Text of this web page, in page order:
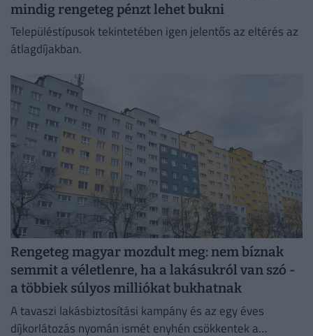
mindig rengeteg pénzt lehet bukni
Településtípusok tekintetében igen jelentős az eltérés az
átlagdíjakban.
Rengeteg magyar mozdult meg: nem bíznak
semmit a véletlenre, ha a lakásukról van szó -
a többiek súlyos milliókat bukhatnak
A tavaszi lakásbiztosítási kampány és az egy éves
díjkorlátozás nyomán ismét enyhén csökkentek a